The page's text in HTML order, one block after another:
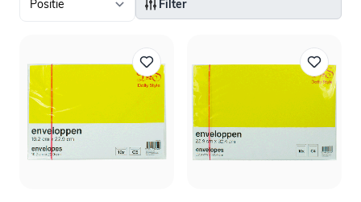
Filter